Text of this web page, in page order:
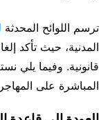
ترسم اللوائح المحدثة
المدنية، حيث تأكد
قانونية. وفيما يلي
المباشرة على